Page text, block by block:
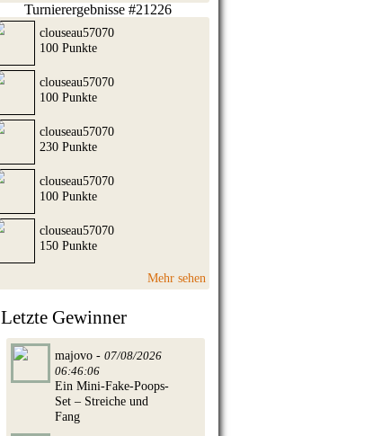
Turnierergebnisse #21226
clouseau57070
100 Punkte
clouseau57070
100 Punkte
clouseau57070
230 Punkte
clouseau57070
100 Punkte
clouseau57070
150 Punkte
Mehr sehen
Letzte Gewinner
majovo - 07/08/2026
06:46:06
Ein Mini-Fake-Poops-
Set – Streiche und
Fang